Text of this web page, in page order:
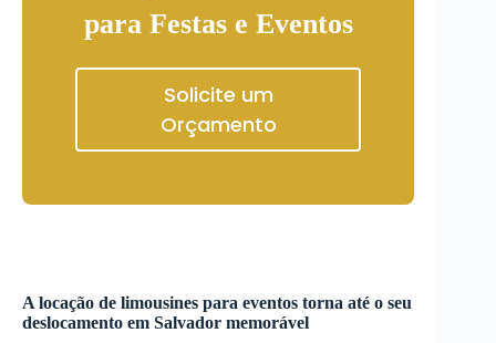
para Festas e Eventos
Solicite um
Orçamento
A locação de limousines para eventos torna até o seu
deslocamento em Salvador memorável